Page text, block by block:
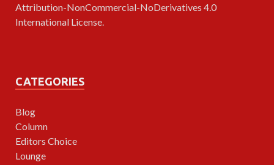
Attribution-NonCommercial-NoDerivatives 4.0
International License.
CATEGORIES
Blog
Column
Editors Choice
Lounge